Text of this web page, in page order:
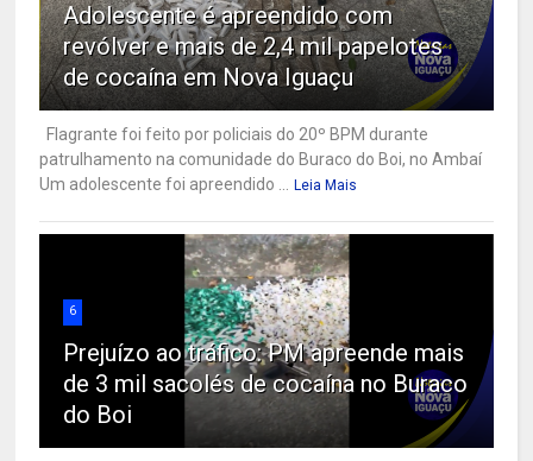
Adolescente é apreendido com
revólver e mais de 2,4 mil papelotes
de cocaína em Nova Iguaçu
Flagrante foi feito por policiais do 20º BPM durante
patrulhamento na comunidade do Buraco do Boi, no Ambaí
Um adolescente foi apreendido ... Leia Mais
6
Prejuízo ao tráfico: PM apreende mais
de 3 mil sacolés de cocaína no Buraco
do Boi